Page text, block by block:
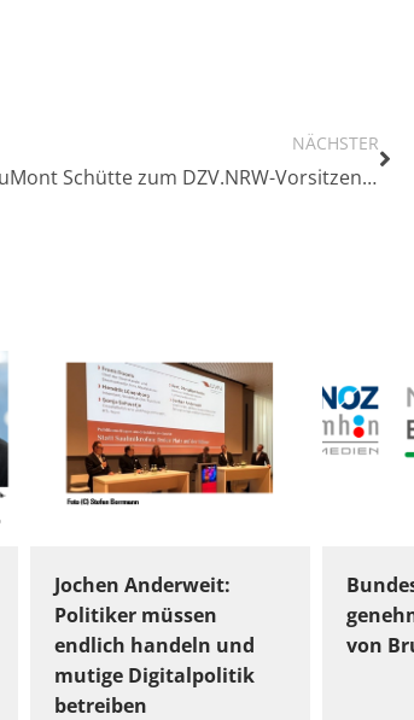
NÄCHSTER
Christian DuMont Schütte zum DZV.NRW-Vorsitzenden wiedergewählt
Jochen Anderweit:
Politiker müssen
endlich handeln und
mutige Digitalpolitik
betreiben
von